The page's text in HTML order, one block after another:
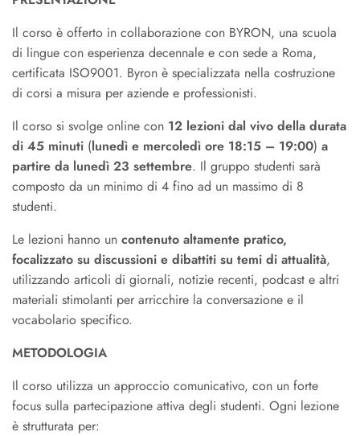
Il corso è offerto in collaborazione con BYRON, una scuola
di lingue con esperienza decennale e con sede a Roma,
certificata ISO9001. Byron è specializzata nella costruzione
di corsi a misura per aziende e professionisti.
Il corso si svolge online con 12 lezioni dal vivo della durata
di 45 minuti (lunedì e mercoledì ore 18:15 – 19:00) a
partire da lunedì 23 settembre. Il gruppo studenti sarà
composto da un minimo di 4 fino ad un massimo di 8
studenti.
Le lezioni hanno un contenuto altamente pratico,
focalizzato su discussioni e dibattiti su temi di attualità,
utilizzando articoli di giornali, notizie recenti, podcast e altri
materiali stimolanti per arricchire la conversazione e il
vocabolario specifico.
METODOLOGIA
Il corso utilizza un approccio comunicativo, con un forte
focus sulla partecipazione attiva degli studenti. Ogni lezione
è strutturata per: